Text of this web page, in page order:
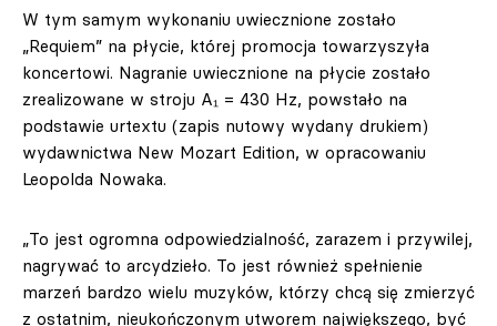
W tym samym wykonaniu uwiecznione zostało
„Requiem” na płycie, której promocja towarzyszyła
koncertowi. Nagranie uwiecznione na płycie zostało
zrealizowane w stroju A₁ = 430 Hz, powstało na
podstawie urtextu (zapis nutowy wydany drukiem)
wydawnictwa New Mozart Edition, w opracowaniu
Leopolda Nowaka.
„To jest ogromna odpowiedzialność, zarazem i przywilej,
nagrywać to arcydzieło. To jest również spełnienie
marzeń bardzo wielu muzyków, którzy chcą się zmierzyć
z ostatnim, nieukończonym utworem największego, być